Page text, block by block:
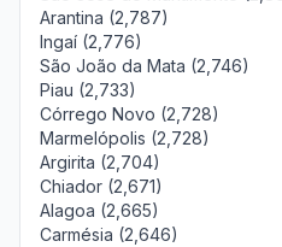
Arantina (2,787)
Ingaí (2,776)
São João da Mata (2,746)
Piau (2,733)
Córrego Novo (2,728)
Marmelópolis (2,728)
Argirita (2,704)
Chiador (2,671)
Alagoa (2,665)
Carmésia (2,646)